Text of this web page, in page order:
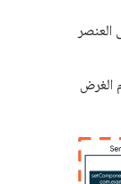
العنصر
الغرض